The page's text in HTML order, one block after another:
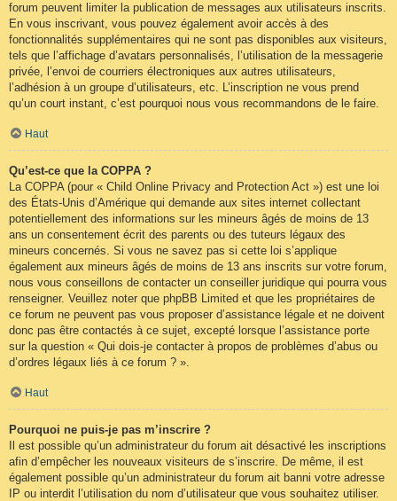
forum peuvent limiter la publication de messages aux utilisateurs inscrits.
En vous inscrivant, vous pouvez également avoir accès à des
fonctionnalités supplémentaires qui ne sont pas disponibles aux visiteurs,
tels que l’affichage d’avatars personnalisés, l’utilisation de la messagerie
privée, l’envoi de courriers électroniques aux autres utilisateurs,
l’adhésion à un groupe d’utilisateurs, etc. L’inscription ne vous prend
qu’un court instant, c’est pourquoi nous vous recommandons de le faire.
Haut
Qu’est-ce que la COPPA ?
La COPPA (pour « Child Online Privacy and Protection Act ») est une loi
des États-Unis d’Amérique qui demande aux sites internet collectant
potentiellement des informations sur les mineurs âgés de moins de 13
ans un consentement écrit des parents ou des tuteurs légaux des
mineurs concernés. Si vous ne savez pas si cette loi s’applique
également aux mineurs âgés de moins de 13 ans inscrits sur votre forum,
nous vous conseillons de contacter un conseiller juridique qui pourra vous
renseigner. Veuillez noter que phpBB Limited et que les propriétaires de
ce forum ne peuvent pas vous proposer d’assistance légale et ne doivent
donc pas être contactés à ce sujet, excepté lorsque l’assistance porte
sur la question « Qui dois-je contacter à propos de problèmes d’abus ou
d’ordres légaux liés à ce forum ? ».
Haut
Pourquoi ne puis-je pas m’inscrire ?
Il est possible qu’un administrateur du forum ait désactivé les inscriptions
afin d’empêcher les nouveaux visiteurs de s’inscrire. De même, il est
également possible qu’un administrateur du forum ait banni votre adresse
IP ou interdit l’utilisation du nom d’utilisateur que vous souhaitez utiliser.